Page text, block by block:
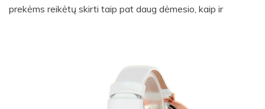
prekėms reikėtų skirti taip pat daug dėmesio, kaip ir